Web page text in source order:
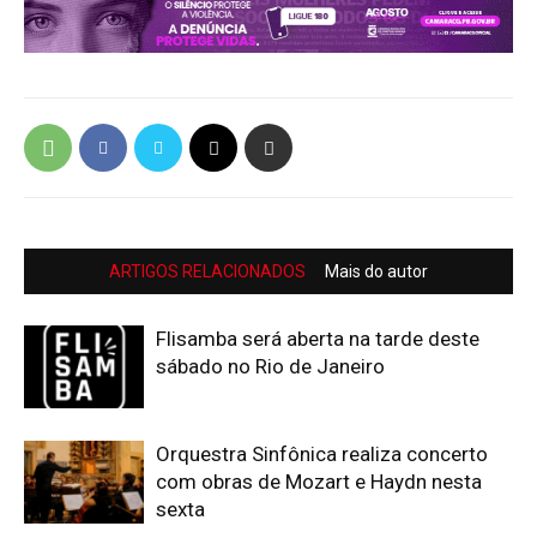
ARTIGOS RELACIONADOS Mais do autor
Flisamba será aberta na tarde deste
sábado no Rio de Janeiro
Orquestra Sinfônica realiza concerto
com obras de Mozart e Haydn nesta
sexta